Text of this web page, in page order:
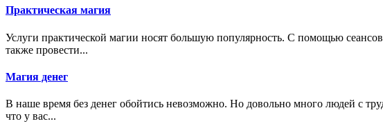
Практическая магия
Услуги практической магии носят большую популярность. С помощью
также провести...
Магия денег
В наше время без денег обойтись невозможно. Но довольно много людей с
что у вас...